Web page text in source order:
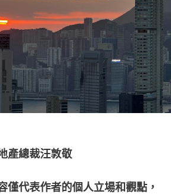
產總裁汪敦敬
僅代表作者的個人立場和觀點，